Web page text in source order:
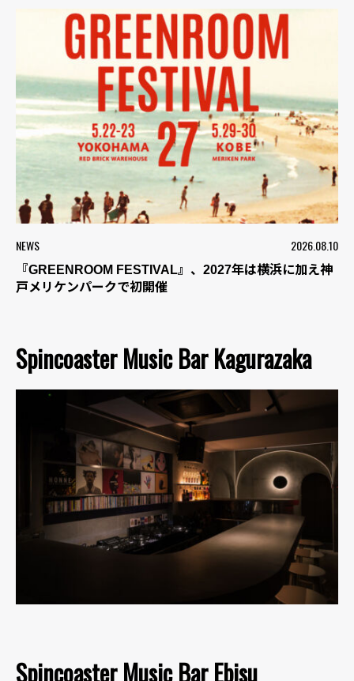
NEWS 2026.08.10
『GREENROOM FESTIVAL』、2027年は横浜に加え神
戸メリケンパークで初開催
Spincoaster Music Bar Kagurazaka
Spincoaster Music Bar Ebisu